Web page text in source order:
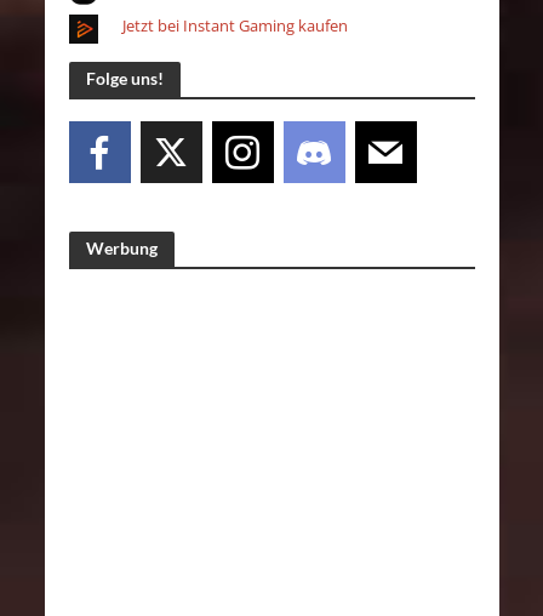
Jetzt bei Instant Gaming kaufen
Folge uns!
Werbung